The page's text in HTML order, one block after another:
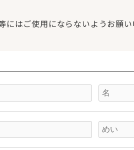
はご使用にならないようお願い